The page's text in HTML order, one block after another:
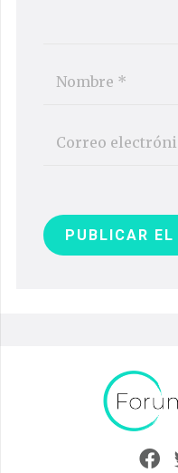
PUBLICAR